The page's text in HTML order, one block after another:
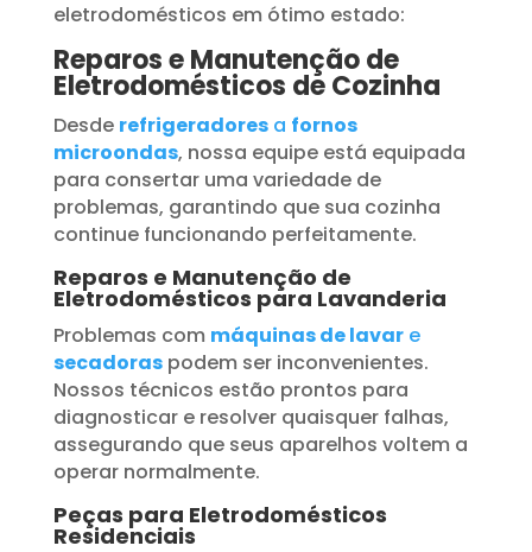
eletrodomésticos em ótimo estado:
Reparos e Manutenção de
Eletrodomésticos de Cozinha
Desde refrigeradoresa fornos
microondas, nossa equipe está equipada
para consertar uma variedade de
problemas, garantindo que sua cozinha
continue funcionando perfeitamente.
Reparos e Manutenção de
Eletrodomésticos para Lavanderia
Problemas com máquinas de lavare
secadoraspodem ser inconvenientes.
Nossos técnicos estão prontos para
diagnosticar e resolver quaisquer falhas,
assegurando que seus aparelhos voltem a
operar normalmente.
Peças para Eletrodomésticos
Residenciais